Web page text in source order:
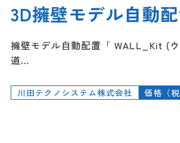
3D擁壁モデル自動
擁壁モデル自動配置「 WALL_Kit (
道…
川田テクノシステム株式会社 価格（